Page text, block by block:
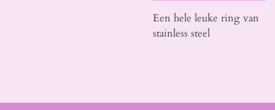
Een hele leuke ring van
stainless steel